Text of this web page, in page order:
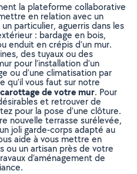
la plateforme collaborative
en relation avec un
particulier, aguerris dans les
: bardage en bois,
enduit en crépis d’un mur.
des tuyaux ou des
pour l’installation d’un
ou d’une climatisation par
qu’il vous faut sur notre
carottage de votre mur. Pour
et retrouver de
pour la pose d’une clôture.
nouvelle terrasse surélevée,
joli garde-corps adapté au
aide à vous mettre en
ou un artisan près de votre
d’aménagement de